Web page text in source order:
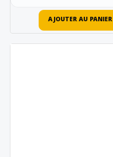
AJOUTER AU PANIER